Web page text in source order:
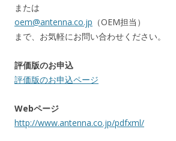
または
oem@antenna.co.jp （OEM担当）
まで、お気軽にお問い合わせください。
評価版のお申込
評価版のお申込ページ
Webページ
http://www.antenna.co.jp/pdfxml/